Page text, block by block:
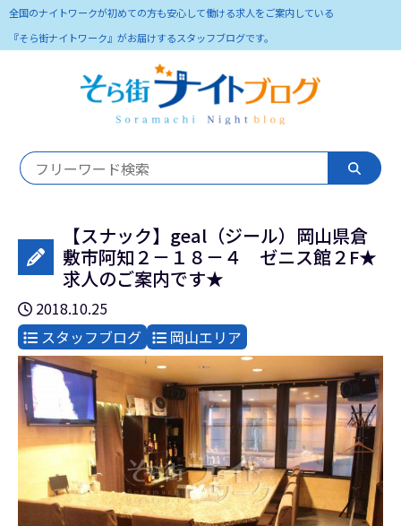
全国のナイトワークが初めての方も安心して働ける求人をご案内している
『そら街ナイトワーク』がお届けするスタッフブログです。
【スナック】geal（ジール）岡山県倉
敷市阿知２－１８－４ ゼニス館２F★
求人のご案内です★
2018.10.25
スタッフブログ
岡山エリア